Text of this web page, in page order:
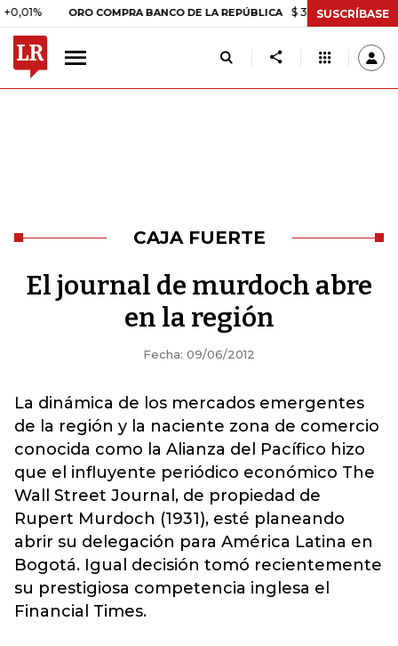
ORO COMPRA BANCO DE LA REPÚBLICA $ 399.745,16 +$ 2.295,71
SUSCRÍBASE
CAJA FUERTE
El journal de murdoch abre
en la región
Fecha: 09/06/2012
La dinámica de los mercados emergentes
de la región y la naciente zona de comercio
conocida como la Alianza del Pacífico hizo
que el influyente periódico económico The
Wall Street Journal, de propiedad de
Rupert Murdoch (1931), esté planeando
abrir su delegación para América Latina en
Bogotá. Igual decisión tomó recientemente
su prestigiosa competencia inglesa el
Financial Times.